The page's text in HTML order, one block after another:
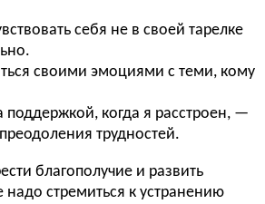
себя не в своей тарелке
своими эмоциями с теми, кому
когда я расстроен, —
трудностей.
благополучие и развить
надо стремиться к устранению